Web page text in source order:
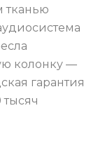
тканью
колонку —
гарантия
тысяч